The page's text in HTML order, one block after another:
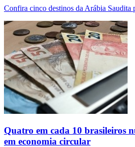
Confira cinco destinos da Arábia Saudita
Quatro em cada 10 brasileiros
em economia circular